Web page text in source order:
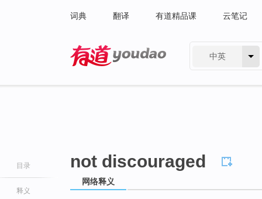
词典 翻译 有道精品课 云笔记
中英
目录
释义
not discouraged
网络释义